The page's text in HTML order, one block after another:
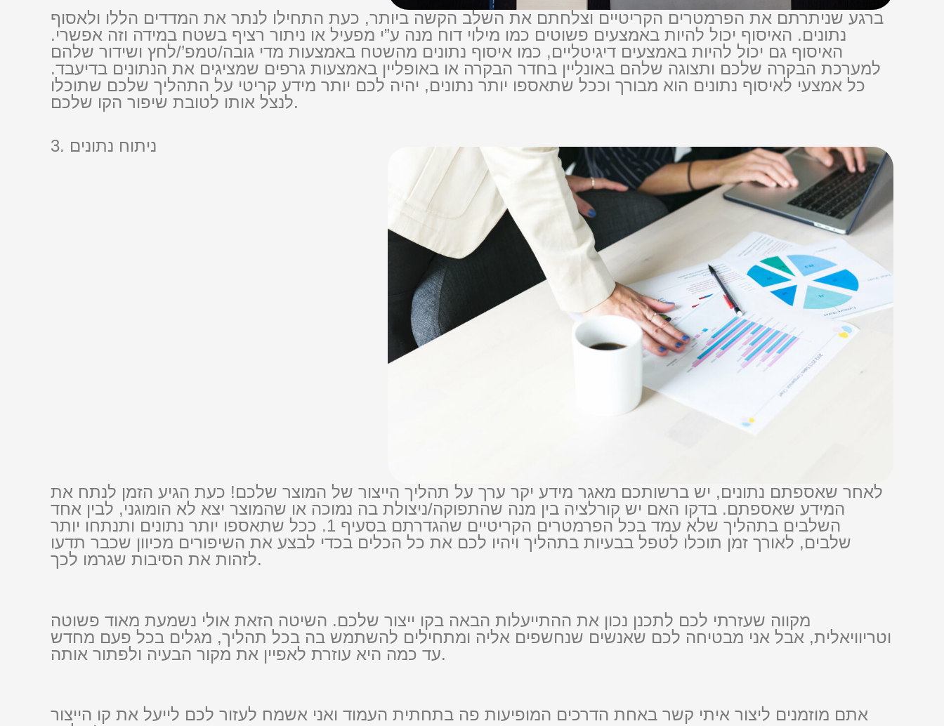
ברגע שניתרתם את הפרמטרים הקריטיים וצלחתם את השלב הקשה ביותר, כעת התחילו לנתר את המדדים הללו ולאסוף
נתונים. האיסוף יכול להיות באמצעים פשוטים כמו מילוי דוח מנה ע”י מפעיל או ניתור רציף בשטח במידה וזה אפשרי.
האיסוף גם יכול להיות באמצעים דיגיטליים, כמו איסוף נתונים מהשטח באמצעות מדי גובה/טמפ’/לחץ ושידור שלהם
למערכת הבקרה שלכם ותצוגה שלהם באונליין בחדר הבקרה או באופליין באמצעות גרפים שמציגים את הנתונים בדיעבד.
כל אמצעי לאיסוף נתונים הוא מבורך וככל שתאספו יותר נתונים, יהיה לכם יותר מידע קריטי על התהליך שלכם שתוכלו
לנצל אותו לטובת שיפור הקו שלכם.
3. ניתוח נתונים
לאחר שאספתם נתונים, יש ברשותכם מאגר מידע יקר ערך על תהליך הייצור של המוצר שלכם! כעת הגיע הזמן לנתח את
המידע שאספתם. בדקו האם יש קורלציה בין מנה שהתפוקה/ניצולת בה נמוכה או שהמוצר יצא לא הומוגני, לבין אחד
השלבים בתהליך שלא עמד בכל הפרמטרים הקריטיים שהגדרתם בסעיף 1. ככל שתאספו יותר נתונים ותנתחו יותר
שלבים, לאורך זמן תוכלו לטפל בבעיות בתהליך ויהיו לכם את כל הכלים בכדי לבצע את השיפורים מכיוון שכבר תדעו
לזהות את הסיבות שגרמו לכך.
מקווה שעזרתי לכם לתכנן נכון את ההתייעלות הבאה בקו ייצור שלכם. השיטה הזאת אולי נשמעת מאוד פשוטה
וטריוויאלית, אבל אני מבטיחה לכם שאנשים שנחשפים אליה ומתחילים להשתמש בה בכל תהליך, מגלים בכל פעם מחדש
עד כמה היא עוזרת לאפיין את מקור הבעיה ולפתור אותה.
אתם מוזמנים ליצור איתי קשר באחת הדרכים המופיעות פה בתחתית העמוד ואני אשמח לעזור לכם לייעל את קו הייצור